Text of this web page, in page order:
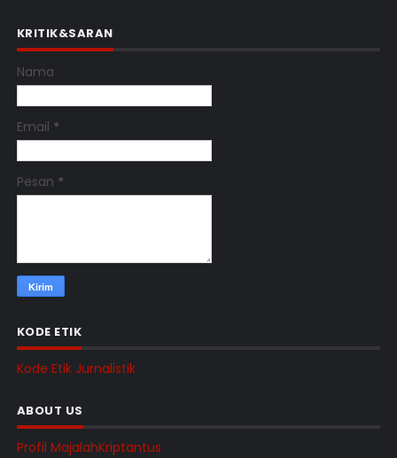
KRITIK&SARAN
Nama
Email *
Pesan *
KODE ETIK
Kode Etik Jurnalistik
ABOUT US
Profil MajalahKriptantus